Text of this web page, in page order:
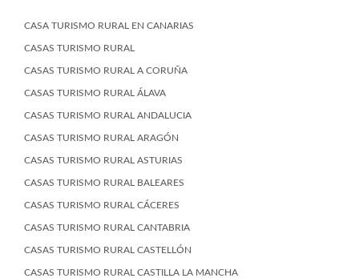
CASA TURISMO RURAL EN CANARIAS
CASAS TURISMO RURAL
CASAS TURISMO RURAL A CORUÑA
CASAS TURISMO RURAL ÁLAVA
CASAS TURISMO RURAL ANDALUCIA
CASAS TURISMO RURAL ARAGÓN
CASAS TURISMO RURAL ASTURIAS
CASAS TURISMO RURAL BALEARES
CASAS TURISMO RURAL CÁCERES
CASAS TURISMO RURAL CANTABRIA
CASAS TURISMO RURAL CASTELLÓN
CASAS TURISMO RURAL CASTILLA LA MANCHA